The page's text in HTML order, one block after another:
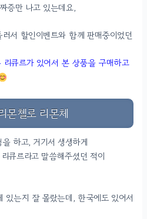
증만 나고 있는데요,
서 할인이벤트와 함께 판매중이었던
큐르가 있어서 본 상품을 구매하고
몬첼로 리몬체
하고, 거기서 생생하게
큐르라고 말씀해주셨던 적이
있는지 잘 몰랐는데, 한국에도 있어서